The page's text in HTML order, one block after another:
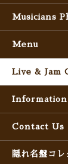
Musicians
Menu
Live & Jam
Information
Contact Us
隠れ名盤コ